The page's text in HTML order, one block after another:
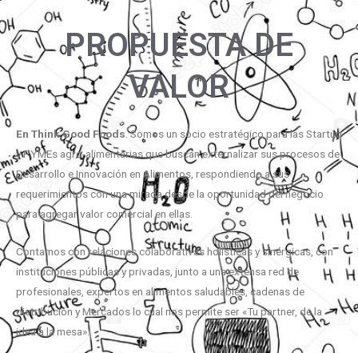
PROPUESTA DE
VALOR
En ThinkGood Foods. Somos un socio estratégico para las Startup
y PYMEs agro-alimentarias que buscan externalizar sus procesos de
Desarrollo e Innovación en Alimentos, respondiendo a sus
requerimientos con una mirada desde la oportunidad del negocio
para agregar valor comercial en ellas.
Contamos con relaciones colaborativas holísticas y sinérgicas, con
instituciones públicas y privadas, junto a una extensa red de
profesionales, expertos en alimentos saludables, cadenas de
distribución y Mercados lo cual nos permite ser «Tu partner, de la
idea a la mesa».